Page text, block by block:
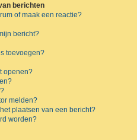
berichten
of maak een reactie?
bericht?
toevoegen?
openen?
melden?
plaatsen van een bericht?
worden?